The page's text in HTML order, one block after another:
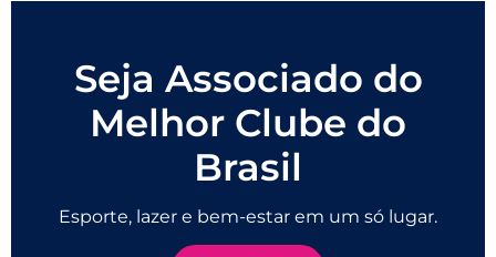
Seja Associado do
Melhor Clube do
Brasil
Esporte, lazer e bem-estar em um só lugar.